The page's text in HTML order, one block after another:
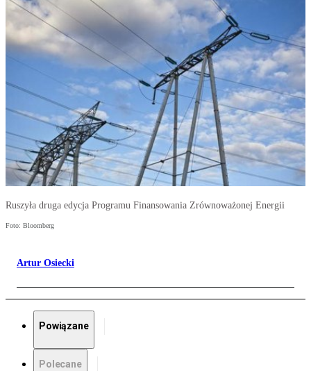
Ruszyła druga edycja Programu Finansowania Zrównoważonej Energii
Foto: Bloomberg
Artur Osiecki
Powiązane
Polecane